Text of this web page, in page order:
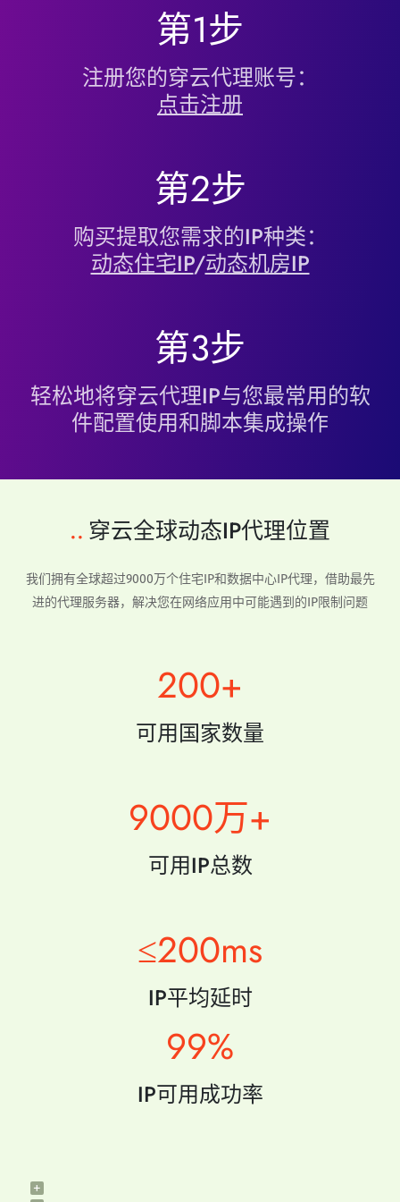
第1步
注册您的穿云代理账号：
点击注册
第2步
购买提取您需求的IP种类：
动态住宅IP/动态机房IP
第3步
轻松地将穿云代理IP与您最常用的软
件配置使用和脚本集成操作
.. 穿云全球动态IP代理位置
我们拥有全球超过9000万个住宅IP和数据中心IP代理，借助最先
进的代理服务器，解决您在网络应用中可能遇到的IP限制问题
200+
可用国家数量
9000万+
可用IP总数
≤200ms
IP平均延时
99%
IP可用成功率
+